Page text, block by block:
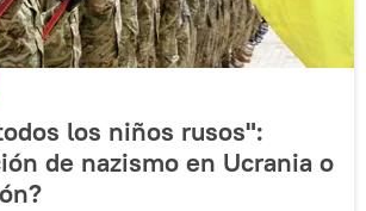
los niños rusos":
de nazismo en Ucrania o